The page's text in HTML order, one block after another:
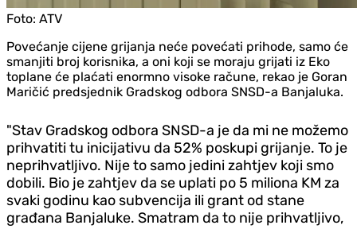
Foto: ATV
Povećanje cijene grijanja neće povećati prihode, samo će
smanjiti broj korisnika, a oni koji se moraju grijati iz Eko
toplane će plaćati enormno visoke račune, rekao je Goran
Maričić predsjednik Gradskog odbora SNSD-a Banjaluka.
"Stav Gradskog odbora SNSD-a je da mi ne možemo
prihvatiti tu inicijativu da 52% poskupi grijanje. To je
neprihvatljivo. Nije to samo jedini zahtjev koji smo
dobili. Bio je zahtjev da se uplati po 5 miliona KM za
svaki godinu kao subvencija ili grant od stane
građana Banjaluke. Smatram da to nije prihvatljivo,